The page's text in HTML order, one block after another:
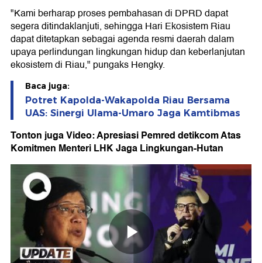
"Kami berharap proses pembahasan di DPRD dapat
segera ditindaklanjuti, sehingga Hari Ekosistem Riau
dapat ditetapkan sebagai agenda resmi daerah dalam
upaya perlindungan lingkungan hidup dan keberlanjutan
ekosistem di Riau," pungaks Hengky.
Baca juga:
Potret Kapolda-Wakapolda Riau Bersama
UAS: Sinergi Ulama-Umaro Jaga Kamtibmas
Tonton juga Video: Apresiasi Pemred detikcom Atas
Komitmen Menteri LHK Jaga Lingkungan-Hutan